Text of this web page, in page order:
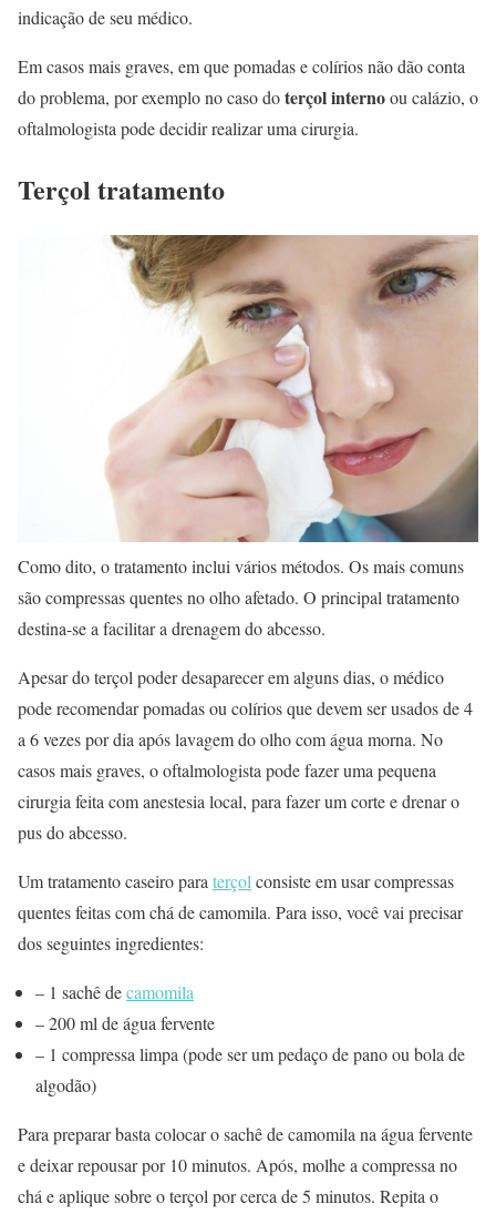
indicação de seu médico.
Em casos mais graves, em que pomadas e colírios não dão conta
do problema, por exemplo no caso doterçol internoou calázio, o
oftalmologista pode decidir realizar uma cirurgia.
Terçol tratamento
Como dito, o tratamento inclui vários métodos. Os mais comuns
são compressas quentes no olho afetado. O principal tratamento
destina-se a facilitar a drenagem do abcesso.
Apesar do terçol poder desaparecer em alguns dias, o médico
pode recomendar pomadas ou colírios que devem ser usados de 4
a 6 vezes por dia após lavagem do olho com água morna. No
casos mais graves, o oftalmologista pode fazer uma pequena
cirurgia feita com anestesia local, para fazer um corte e drenar o
pus do abcesso.
Um tratamento caseiro para terçol consiste em usar compressas
quentes feitas com chá de camomila. Para isso, você vai precisar
dos seguintes ingredientes:
– 1 sachê decamomila
– 200 ml de água fervente
– 1 compressa limpa (pode ser um pedaço de pano ou bola de
algodão)
Para preparar basta colocar o sachê de camomila na água fervente
e deixar repousar por 10 minutos. Após, molhe a compressa no
chá e aplique sobre o terçol por cerca de 5 minutos. Repita o